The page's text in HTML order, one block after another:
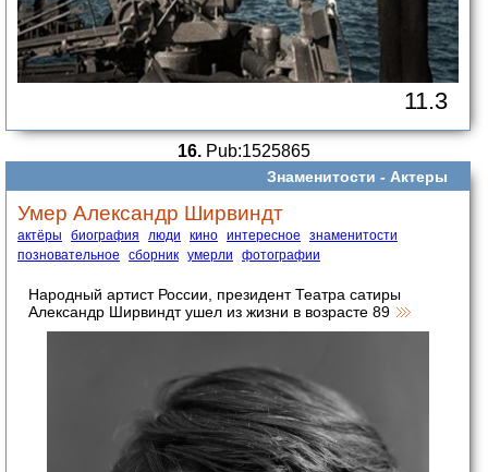
11.3
16. Pub:1525865
Знаменитости - Актеры
Умер Александр Ширвиндт
актёры биография люди кино интересное
знаменитости
позновательное
сборник умерли фотографии
Народный артист России, президент Театра сатиры
Александр Ширвиндт ушел из жизни в возрасте 89